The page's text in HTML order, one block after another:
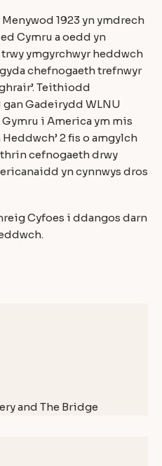
1923 yn ymdrech
Cymru a oedd yn
ymgyrchwyr heddwch
chefnogaeth trefnwyr
Teithiodd
Gadeirydd WLNU
i America ym mis
Heddwch’ 2 fis o amgylch
cefnogaeth drwy
yn cynnwys dros
Cyfoes i ddangos darn
and The Bridge